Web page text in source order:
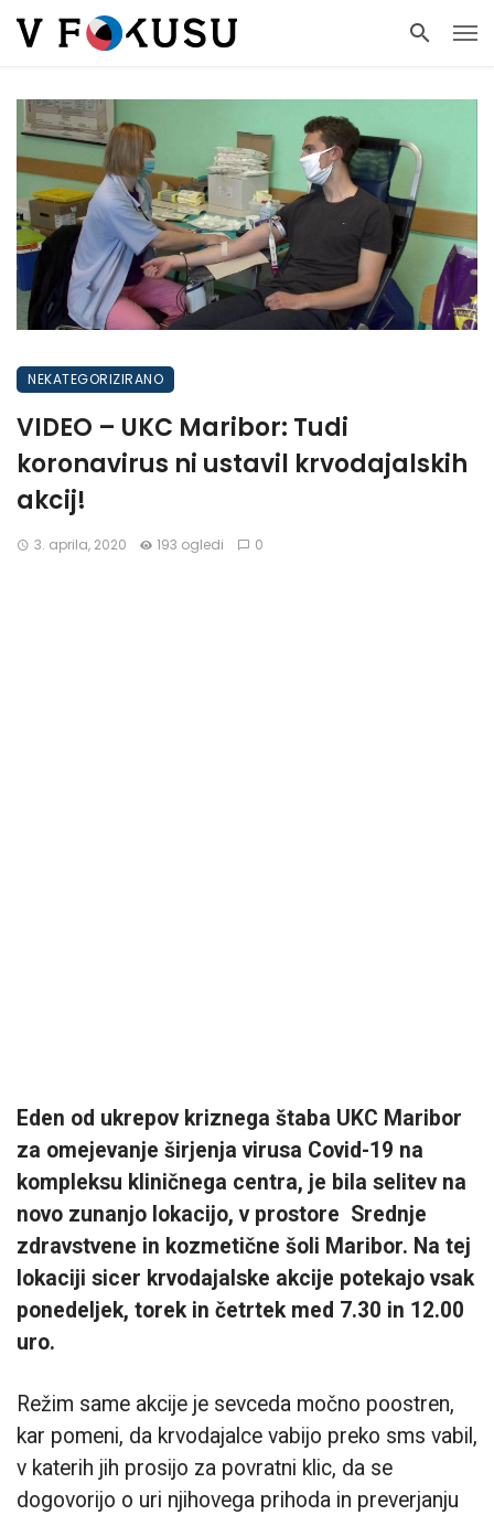
NEKATEGORIZIRANO
VIDEO – UKC Maribor: Tudi
koronavirus ni ustavil krvodajalskih
akcij!
3. aprila, 2020 193 ogledi 0
Eden od ukrepov kriznega štaba UKC Maribor
za omejevanje širjenja virusa Covid-19 na
kompleksu kliničnega centra, je bila selitev na
novo zunanjo lokacijo, v prostore Srednje
zdravstvene in kozmetične šoli Maribor. Na tej
lokaciji sicer krvodajalske akcije potekajo vsak
ponedeljek, torek in četrtek med 7.30 in 12.00
uro.
Režim same akcije je sevceda močno poostren,
kar pomeni, da krvodajalce vabijo preko sms vabil,
v katerih jih prosijo za povratni klic, da se
dogovorijo o uri njihovega prihoda in preverjanju